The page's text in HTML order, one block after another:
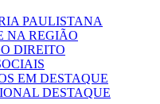
PAULISTANA
NA REGIÃO
DIREITO
EM DESTAQUE
DESTAQUE